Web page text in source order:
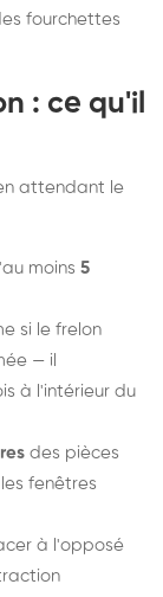
fourchettes
: ce qu'il
attendant le
moins 5
si le frelon
— il
à l'intérieur du
des pièces
fenêtres
à l'opposé